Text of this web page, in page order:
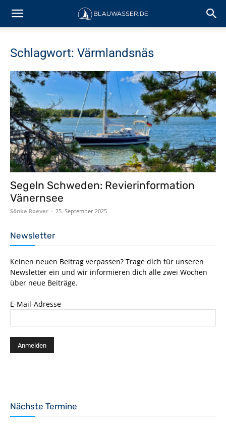
Schlagwort: Värmlandsnäs
Segeln Schweden: Revierinformation
Vänernsee
Sönke Roever - 25. September 2025
Newsletter
Keinen neuen Beitrag verpassen? Trage dich für unseren
Newsletter ein und wir informieren dich alle zwei Wochen
über neue Beiträge.
E-Mail-Adresse
Nächste Termine